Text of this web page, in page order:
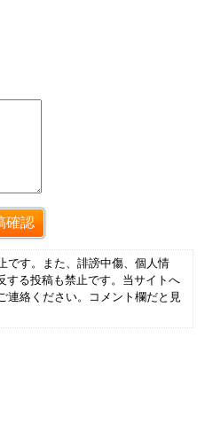
です。また、誹謗中傷、個人情
する投稿も禁止です。当サイトへ
連絡ください。コメント欄だと見